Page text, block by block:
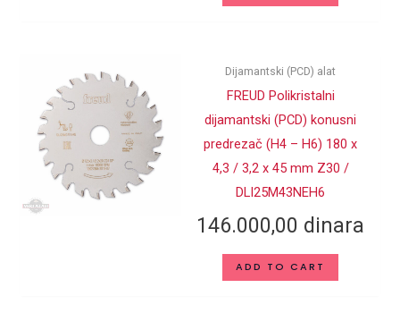
Dijamantski (PCD) alat
FREUD Polikristalni
dijamantski (PCD) konusni
predrezač (H4 – H6) 180 x
4,3 / 3,2 x 45 mm Z30 /
DLI25M43NEH6
146.000,00 dinara
ADD TO CART